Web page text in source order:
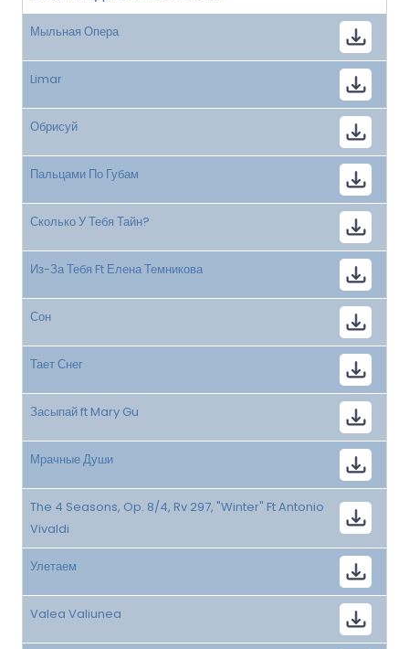
Мыльная Опера
Limar
Обрисуй
Пальцами По Губам
Сколько У Тебя Тайн?
Из-За Тебя Ft Елена Темникова
Сон
Тает Снег
Засыпай ft Mary Gu
Мрачные Души
The 4 Seasons, Op. 8/4, Rv 297, "Winter" Ft Antonio
Vivaldi
Улетаем
Valea Valiunea